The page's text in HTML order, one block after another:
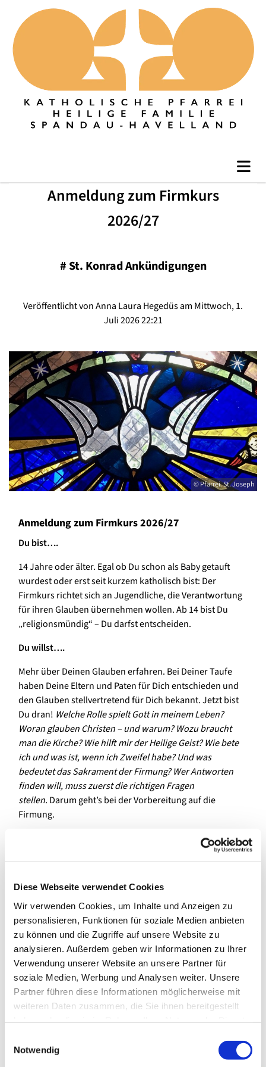
Diese Webseite verwendet Cookies
Wir verwenden Cookies, um Inhalte und Anzeigen zu
personalisieren, Funktionen für soziale Medien anbieten
zu können und die Zugriffe auf unsere Website zu
analysieren. Außerdem geben wir Informationen zu Ihrer
Verwendung unserer Website an unsere Partner für
soziale Medien, Werbung und Analysen weiter. Unsere
Partner führen diese Informationen möglicherweise mit
weiteren Daten zusammen, die Sie ihnen bereitgestellt
Notwendig
Anmeldung zum Firmkurs
2026/27
# St. Konrad Ankündigungen
Veröffentlicht von Anna Laura Hegedüs am Mittwoch, 1.
Juli 2026 22:21
© Pfarrei. St. Joseph
Anmeldung zum Firmkurs 2026/27
Du bist….
14 Jahre oder älter. Egal ob Du schon als Baby getauft
wurdest oder erst seit kurzem katholisch bist: Der
Firmkurs richtet sich an Jugendliche, die Verantwortung
für ihren Glauben übernehmen wollen. Ab 14 bist Du
„religionsmündig“ – Du darfst entscheiden.
Du willst….
Mehr über Deinen Glauben erfahren. Bei Deiner Taufe
haben Deine Eltern und Paten für Dich entschieden und
den Glauben stellvertretend für Dich bekannt. Jetzt bist
Du dran! Welche Rolle spielt Gott in meinem Leben?
Woran glauben Christen – und warum? Wozu braucht
man die Kirche? Wie hilft mir der Heilige Geist? Wie bete
ich und was ist, wenn ich Zweifel habe? Und was
bedeutet das Sakrament der Firmung? Wer Antworten
finden will, muss zuerst die richtigen Fragen
stellen. Darum geht’s bei der Vorbereitung auf die
Firmung.
Dich zum Firmkurs anmelden. Gemeinsam mit anderen
Interessantes diskutieren, Themen vertiefen,
Gemeinschaft erleben, Gott erfahren und manches mehr.
Am Ende entscheidest Du, ob Du gefirmt werden willst
oder nicht.
Die Anmeldung zu den Firmkursen ist nun mit
unstenstehenden Links möglich. Dort findest Du auch
weitere Info zum Infoabend:
Zur Anmeldung für den Kurs in Spandau (Maria, Hilfe d.
Christen & St. Joseph)
Zur Anmeldung für den Kurs in St. Konrad